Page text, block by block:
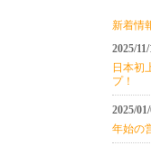
新着情
2025/11/
日本初
プ！
2025/
年始の